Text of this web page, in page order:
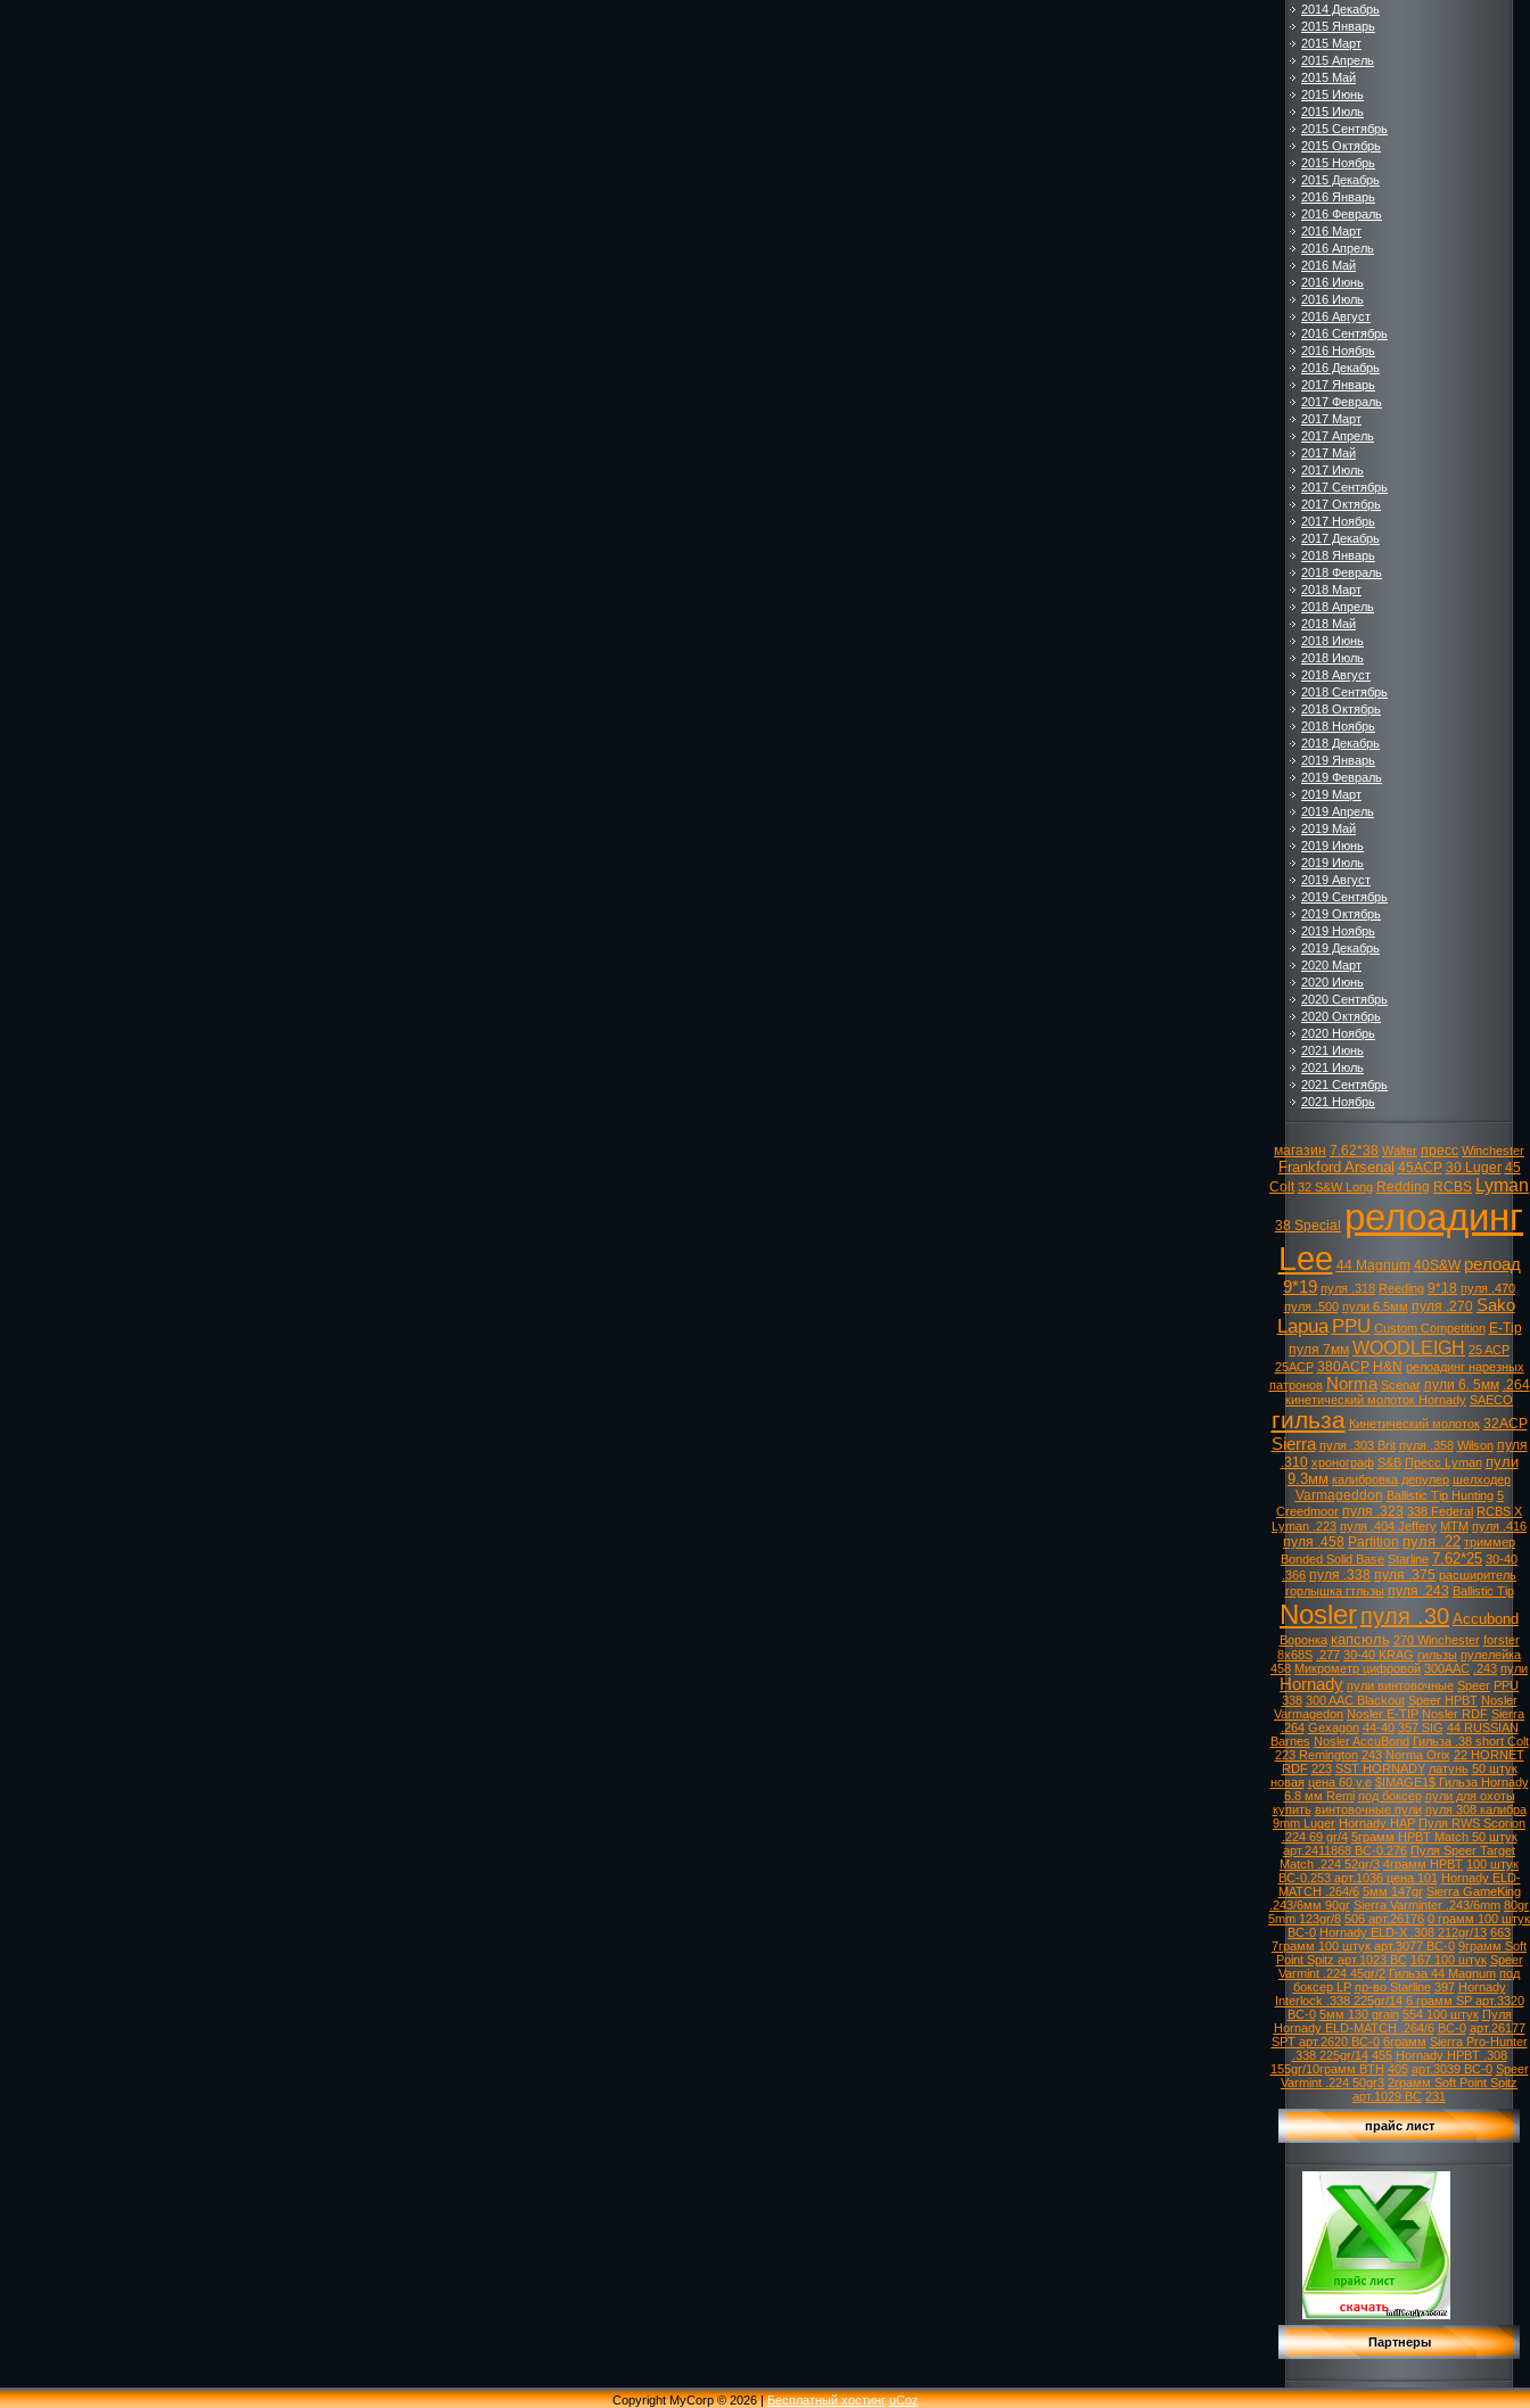
2014 Декабрь
2015 Январь
2015 Март
2015 Апрель
2015 Май
2015 Июнь
2015 Июль
2015 Сентябрь
2015 Октябрь
2015 Ноябрь
2015 Декабрь
2016 Январь
2016 Февраль
2016 Март
2016 Апрель
2016 Май
2016 Июнь
2016 Июль
2016 Август
2016 Сентябрь
2016 Ноябрь
2016 Декабрь
2017 Январь
2017 Февраль
2017 Март
2017 Апрель
2017 Май
2017 Июль
2017 Сентябрь
2017 Октябрь
2017 Ноябрь
2017 Декабрь
2018 Январь
2018 Февраль
2018 Март
2018 Апрель
2018 Май
2018 Июнь
2018 Июль
2018 Август
2018 Сентябрь
2018 Октябрь
2018 Ноябрь
2018 Декабрь
2019 Январь
2019 Февраль
2019 Март
2019 Апрель
2019 Май
2019 Июнь
2019 Июль
2019 Август
2019 Сентябрь
2019 Октябрь
2019 Ноябрь
2019 Декабрь
2020 Март
2020 Июнь
2020 Сентябрь
2020 Октябрь
2020 Ноябрь
2021 Июнь
2021 Июль
2021 Сентябрь
2021 Ноябрь
магазин 7.62*38 Walter пресс Winchester
Frankford Arsenal 45ACP 30 Luger 45
Colt 32 S&W Long Redding RCBS Lyman
38 Special релоадинг
Lee 44 Magnum 40S&W релоад
9*19 пуля .318 Reeding 9*18 пуля .470
пуля .500 пули 6.5мм пуля .270 Sako
Lapua PPU Custom Competition E-Tip
пуля 7мм WOODLEIGH 25 ACP
25ACP 380ACP H&N релоадинг нарезных
патронов Norma Scenar пули 6. 5мм .264
кинетический молоток Hornady SAECO
гильза Кинетический молоток 32ACP
Sierra пуля .303 Brit пуля .358 Wilson пуля
.310 хронограф S&B Пресс Lyman пули
9.3мм калибровка депулер шелходер
Varmageddon Ballistic Tip Hunting 5
Creedmoor пуля .323 338 Federal RCBS X
Lyman .223 пуля .404 Jeffery MTM пуля .416
пуля .458 Partition пуля .22 триммер
Bonded Solid Base Starline 7.62*25 30-40
.366 пуля .338 пуля .375 расширитель
горлышка гтльзы пуля .243 Ballistic Tip
Noslerпуля .30 Accubond
Воронка капсюль 270 Winchester forster
8х68S .277 30-40 KRAG гильзы пулелейка
458 Микрометр цифровой 300AAC .243 пули
Hornady пули винтовочные Speer PPU
338 300 AAC Blackout Speer HPBT Nosler
Varmagedon Nosler E-TIP Nosler RDF Sierra
.264 Gexagon 44-40 357 SIG 44 RUSSIAN
Barnes Nosler AccuBond Гильза .38 short Colt
223 Remington 243 Norma Orix 22 HORNET
RDF 223 SST HORNADY латунь 50 штук
новая цена 60 у.е $IMAGE1$ Гильза Hornady
6.8 мм Remi под боксер пули для охоты
купить винтовочные пули пуля 308 калибра
9mm Luger Hornady HAP Пуля RWS Scorion
.224 69 gr/4 5грамм HPBT Match 50 штук
арт.2411868 ВС-0.276 Пуля Speer Target
Match .224 52gr/3 4грамм HPBT 100 штук
ВС-0.253 арт.1036 цена 101 Hornady ELD-
MATCH .264/6 5мм 147gr Sierra GameKing
.243/6мм 90gr Sierra Varminter .243/6mm 80gr
5mm 123gr/8 506 арт.26176 0 грамм 100 штук
ВС-0 Hornady ELD-X .308 212gr/13 663
7грамм 100 штук арт.3077 ВС-0 9грамм Soft
Point Spitz арт.1023 ВС 167 100 штук Speer
Varmint .224 45gr/2 Гильза 44 Magnum под
боксер LP пр-во Starline 397 Hornady
Interlock .338 225gr/14 6 грамм SP арт.3320
ВС-0 5мм 130 grain 554 100 штук Пуля
Hornady ELD-MATCH .264/6 ВС-0 арт.26177
SPT арт.2620 ВС-0 6грамм Sierra Pro-Hunter
.338 225gr/14 455 Hornady HPBT .308
155gr/10грамм BTH 405 арт.3039 ВС-0 Speer
Varmint .224 50gr3 2грамм Soft Point Spitz
арт.1029 ВС 231
прайс лист
Партнеры
Copyright MyCorp © 2026|Бесплатный хостинг uCoz